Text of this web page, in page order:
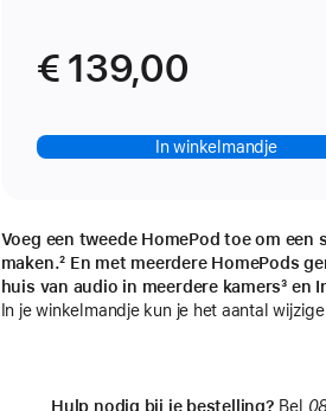
€ 139,00
In winkelmandje
Voeg een tweede HomePod toe om een
maken.voetnoot
² En met meerdere HomePods
huis van audio in meerdere kamers³ en
In je winkelmandje kun je het aantal
Hulp nodig bij je bestelling? Bel